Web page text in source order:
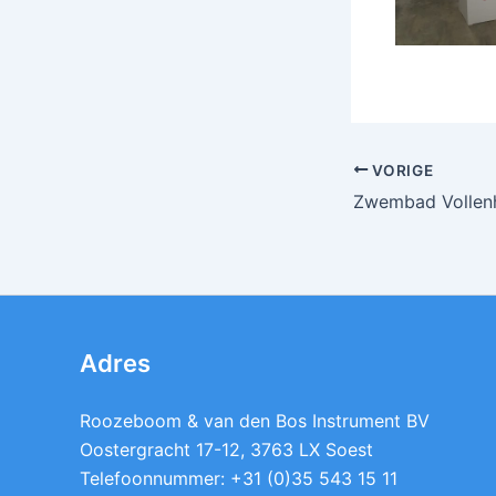
VORIGE
Zwembad
Adres
Roozeboom & van den Bos Instrument BV
Oostergracht 17-12, 3763 LX Soest
Telefoonnummer: +31 (0)35 543 15 11